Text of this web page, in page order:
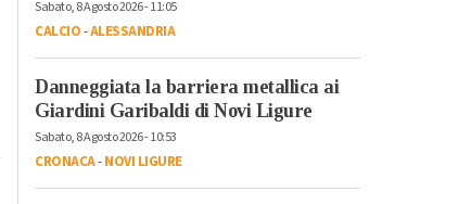
Sabato, 8 Agosto 2026 - 11:05
CALCIO-ALESSANDRIA
Danneggiata la barriera metallica ai
Giardini Garibaldi di Novi Ligure
Sabato, 8 Agosto 2026 - 10:53
CRONACA-NOVI LIGURE